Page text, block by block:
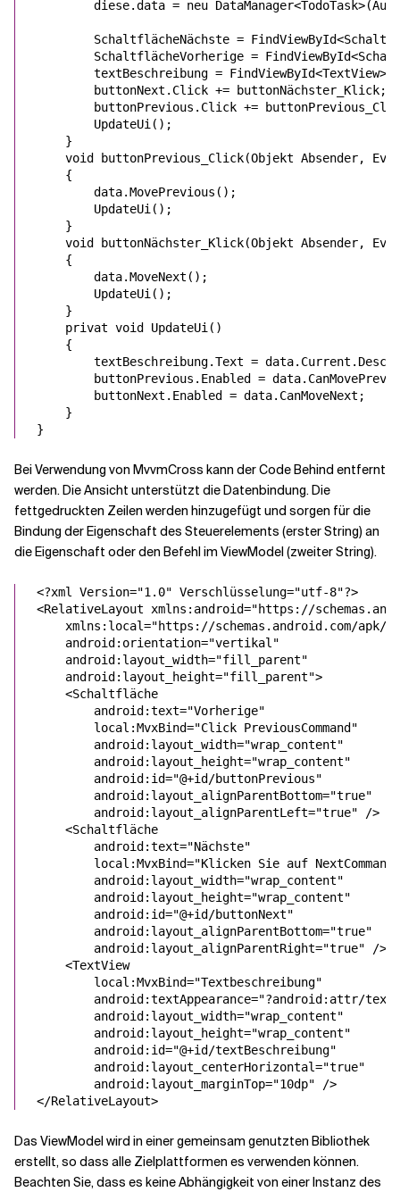
diese.data = neu DataManager<TodoTask
SchaltflächeNächste = FindViewById<
SchaltflächeVorherige = FindViewById<
textBeschreibung = FindViewById<TextView>(
buttonNext.Click += buttonNächster_Klick;
buttonPrevious.Click +=
UpdateUi();
}
void
buttonPrevious_Click(Objekt Absender,
{
data.MovePrevious();
UpdateUi();
}
void
buttonNächster_Klick(Objekt Absender,
{
data.MoveNext();
UpdateUi();
}
privat void
UpdateUi()
{
textBeschreibung.Text =
buttonPrevious.Enabled =
buttonNext.Enabled = data.CanMoveNext;
}
Bei Verwendung von MvvmCross kann der Code Behind entfernt
werden. Die Ansicht unterstützt die Datenbindung. Die
fettgedruckten Zeilen werden hinzugefügt und sorgen für die
Bindung der Eigenschaft des Steuerelements (erster String) an
die Eigenschaft oder den Befehl im ViewModel (zweiter String).
<?xml Version="1.0" Verschlüsselung="utf-8"?>
<RelativeLayout xmlns:android="https://
xmlns:local="https://schemas.android.com/apk/
android:orientation="vertikal
android:layout_width="fill_parent
android:layout_height="fill_parent">
<Schaltfläche
android:text="Vorherige
local:MvxBind="Click PreviousCommand "
android:layout_width="wrap_content
android:layout_height="wrap_content
android:id="@+id/buttonPrevious
android:layout_alignParentBottom="true
android:layout_alignParentLeft="true" />
<Schaltfläche
android:text="Nächste
local:MvxBind="Klicken Sie auf NextCommand
android:layout_width="wrap_content
android:layout_height="wrap_content
android:id="@+id/buttonNext
android:layout_alignParentBottom="true
android:layout_alignParentRight="true" />
<TextView
local:MvxBind="Textbeschreibung"
android:textAppearance="?android:attr/
android:layout_width="wrap_content
android:layout_height="wrap_content
android:id="@+id/textBeschreibung
android:layout_centerHorizontal="true
android:layout_marginTop="10dp" />
</RelativeLayout>
Das ViewModel wird in einer gemeinsam genutzten Bibliothek
erstellt, so dass alle Zielplattformen es verwenden können.
Beachten Sie, dass es keine Abhängigkeit von einer Instanz des